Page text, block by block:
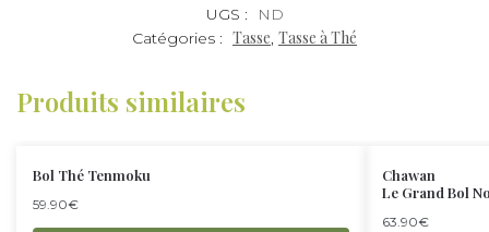
UGS :
ND
Catégories : Tasse, Tasse à Thé
Produits similaires
Bol Thé Tenmoku
59.90€
Chawan
Le Grand Bol
63.90€